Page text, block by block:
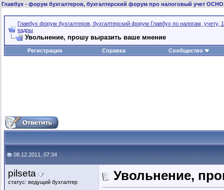
Главбух - форум бухгалтеров, бухгалтерский форум про налоговый учет
Главбух форум бухгалтеров, бухгалтерский форум Главбух по налогам, учету,
кадры
Увольнение, прошу выразить ваше мнение
Регистрация Справка Сообщество
08.12.2011, 07:34
pilseta
статус: ведущий бухгалтер
Увольнение,